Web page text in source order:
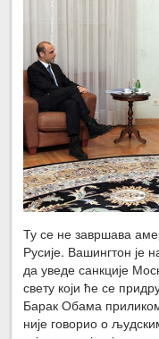
Ту се не завршава
Русије. Вашингтон је
да уведе санкције
свету који ће се
Барак Обама
није говорио о